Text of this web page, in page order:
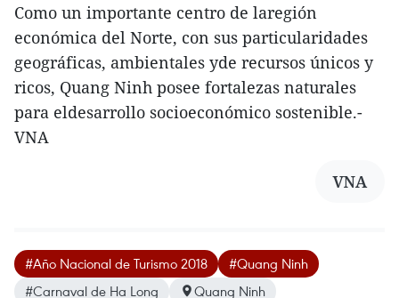
Como un importante centro de laregión
económica del Norte, con sus particularidades
geográficas, ambientales yde recursos únicos y
ricos, Quang Ninh posee fortalezas naturales
para eldesarrollo socioeconómico sostenible.-
VNA
VNA
#Año Nacional de Turismo 2018
#Quang Ninh
#Carnaval de Ha Long
Quang Ninh